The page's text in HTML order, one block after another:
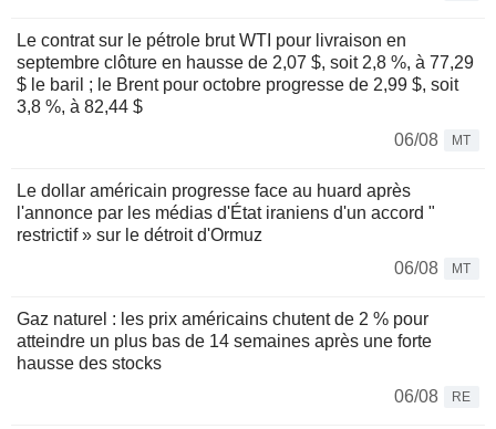
Le contrat sur le pétrole brut WTI pour livraison en
septembre clôture en hausse de 2,07 $, soit 2,8 %, à 77,29
$ le baril ; le Brent pour octobre progresse de 2,99 $, soit
3,8 %, à 82,44 $
06/08
MT
Le dollar américain progresse face au huard après
l'annonce par les médias d'État iraniens d'un accord "
restrictif » sur le détroit d'Ormuz
06/08
MT
Gaz naturel : les prix américains chutent de 2 % pour
atteindre un plus bas de 14 semaines après une forte
hausse des stocks
06/08
RE